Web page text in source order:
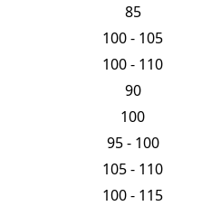
85
100 - 105
100 - 110
90
100
95 - 100
105 - 110
100 - 115